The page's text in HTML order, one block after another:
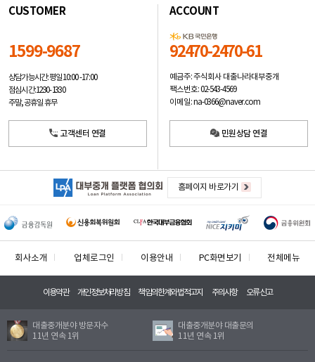
CUSTOMER
1599-9687
상담가능시간: 평일10:00 -17:00
점심시간: 12:30 - 13:30
주말, 공휴일 휴무
고객센터 연결
ACCOUNT
92470-2470-61
예금주: 주식회사 대출나라대부중개
팩스번호: 02-543-4569
이메일: na-0366@naver.com
민원상담 연결
홈페이지 바로가기
회사소개 업체로그인 이용안내 PC화면보기 전체메뉴
이용약관 개인정보처리방침 책임의한계와법적고지 주의사항 오류신고
대출중개분야 방문자수
11년 연속 1위
대출중개분야 대출문의
11년 연속 1위